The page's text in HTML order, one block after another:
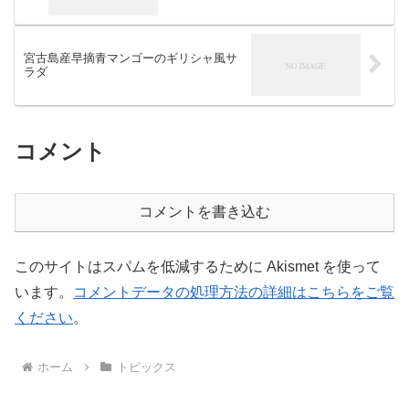
宮古島産早摘青マンゴーのギリシャ風サ
ラダ
コメント
コメントを書き込む
このサイトはスパムを低減するために Akismet を使って
います。
コメントデータの処理方法の詳細はこちらをご覧
ください。
ホーム トピックス